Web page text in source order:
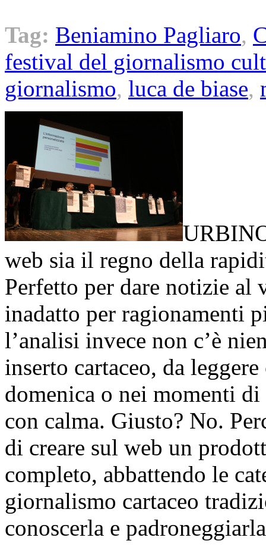
Tag: Beniamino Pagliaro,
festival del giornalismo
giornalismo, luca de biase,
web sia il regno della
Perfetto per dare notizie al
inadatto per ragionamenti
l’analisi invece non c’è
inserto cartaceo, da
domenica o nei momenti
con calma. Giusto? No.
di creare sul web un
completo, abbattendo le
giornalismo cartaceo
conoscerla e